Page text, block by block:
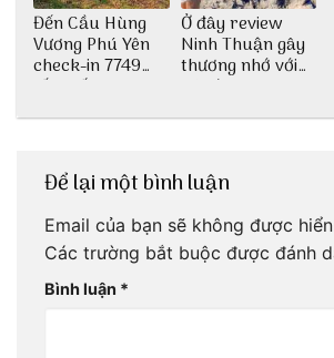
Đến Cầu Hùng
Vương Phú Yên
check-in 7749
tấm sống ảo
Ở đây review
Ninh Thuận gây
thương nhớ với
nét đẹp thiên
Để lại một bình luận
Email của bạn sẽ không được
Các trường bắt buộc được đánh
Bình luận *